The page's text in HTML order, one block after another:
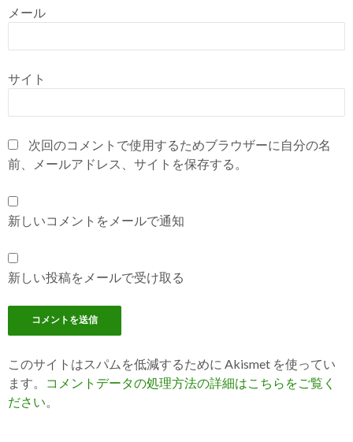
メール
サイト
次回のコメントで使用するためブラウザーに自分の名
前、メールアドレス、サイトを保存する。
新しいコメントをメールで通知
新しい投稿をメールで受け取る
このサイトはスパムを低減するために Akismet を使ってい
ます。
コメントデータの処理方法の詳細はこちらをご覧く
ださい。